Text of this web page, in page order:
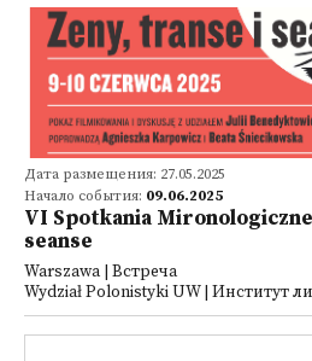
Дата размещения: 27.05.2025
Начало события: 09.06.2025
VI Spotkania
seanse
Warszawa | Встреча
Wydział Polonistyki UW | Институт